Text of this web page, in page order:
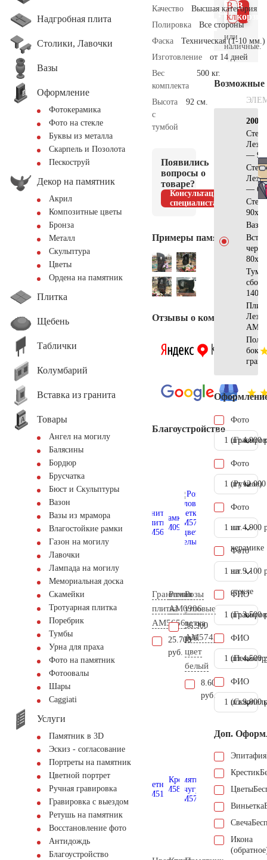
Надгробная плита
Столики, Лавочки
Вазы
Оформление
Фотокерамика
Фото на стекле
Буквы из металла
Скарпель и Позолота
Пескоструй
Декор на памятник
Акрил
Композитные цветы
Бронза
Металл
Скульптура
Цветы
Ордена на памятник
Плитка
Щебень
Таблички
Колумбарий
Вставка из гранита
Товары
Ангел на могилу
Балясины
Бордюр
Брусчатка
Бюст и Скульптуры
Вазон
Вазы из мрамора
Влагостойкие рамки
Газон на могилу
Лавочки
Лампада на могилу
Мемориальная доска
Скамейки
Тротуарная плитка
Поребрик
Тумбы
Урна для праха
Фото на памятник
Фотоовалы
Шары
Сaggiati
Услуги
Памятник в 3D
Эскиз - согласование
Портреты на памятник
Цветной портрет
Ручная гравировка
Гравировка с выездом
Ретушь на памятник
Восстановление фото
Антидождь
Благоустройство
Качество
Высшая категория
Полировка
Все стороны
Фаска
Техническая (1-10 мм.)
Изготовление
от 14 дней
Вес
комплекта
500 кг.
Высота
с
тумбой
92 см.
Появились
вопросы о
товаре?
Консультация
специалиста
Примеры памятников
Отзывы о компании
Благоустройство
Гранитная
плитка
AM5656
25.700
руб.
Рамка
AM0906
36.900
руб.
Розы
угловые
ветка
AM5743
цвет
белый
8.600
руб.
В
В 1
клик
или
наличные.
Возможные
Стела
—
Стела
—
Ваза
Фото
1 шт.4.900
Фото
(Ручное)
1 шт.
Фото
на
керамике
1 шт. 4.900
Фото
на
стекле
1 шт. 9.100
ФИО
1 шт.3.500
ФИО
1 шт.4.500
ФИО
1 шт.9.000
Доп.
Эпитафия
Крестик
Цветы
Виньетка
Свеча
Икона